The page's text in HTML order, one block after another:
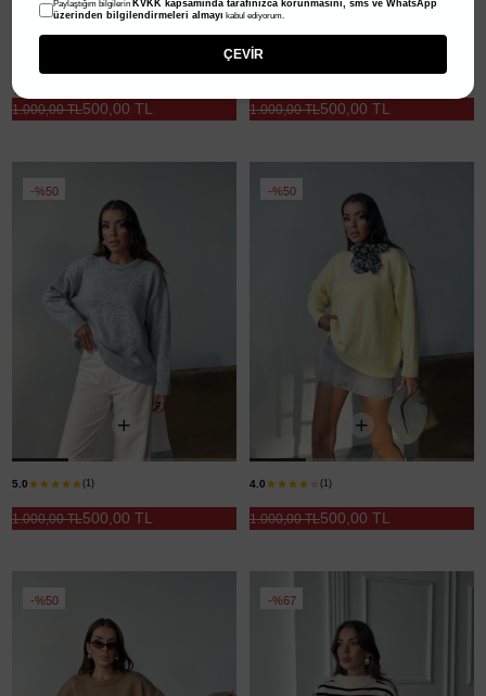
Yıkamalı Şardonlu Triko Kazak - Ekru
500,00 TL
1.000,00 TL
Yıkamalı Şardonlu Triko Kazak - Lacivert
500,00 TL
1.000,00 TL
%50
5.0 (1)
500,00 TL
1.000,00 TL
%50
4.0 (1)
500,00 TL
1.000,00 TL
%50 %67
Paylaştığım bilgilerin KVKK kapsamında tarafınızca korunmasını, sms ve WhatsApp
üzerinden bilgilendirmeleri almayı kabul ediyorum.
ÇEVİR